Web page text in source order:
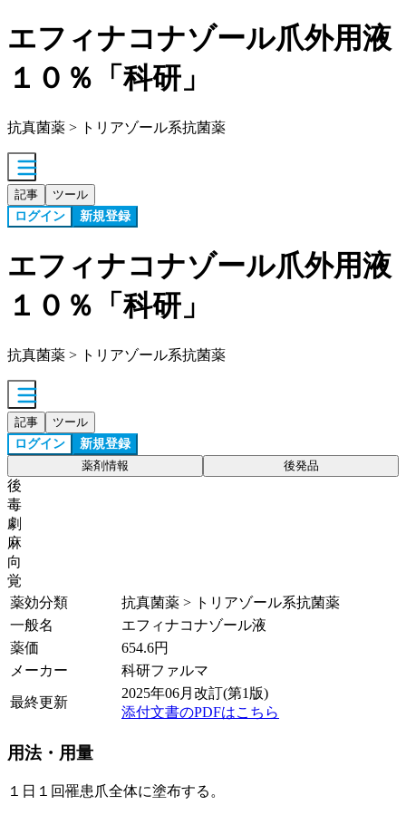
エフィナコナゾール爪外用液
１０％「科研」
抗真菌薬 > トリアゾール系抗菌薬
記事 ツール
ログイン 新規登録
エフィナコナゾール爪外用液
１０％「科研」
抗真菌薬 > トリアゾール系抗菌薬
記事 ツール
ログイン 新規登録
薬剤情報 後発品
後
毒
劇
麻
向
覚
薬効分類
抗真菌薬 > トリアゾール系抗菌薬
一般名
エフィナコナゾール液
薬価
654.6円
メーカー
科研ファルマ
最終更新
2025年06月改訂(第1版)
添付文書のPDFはこちら
用法・用量
１日１回罹患爪全体に塗布する。